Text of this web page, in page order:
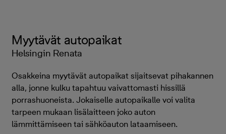
Myytävät autopaikat
Helsingin Renata
Osakkeina myytävät autopaikat sijaitsevat pihakannen
alla, jonne kulku tapahtuu vaivattomasti hissillä
porrashuoneista. Jokaiselle autopaikalle voi valita
tarpeen mukaan lisälaitteen joko auton
lämmittämiseen tai sähköauton lataamiseen.